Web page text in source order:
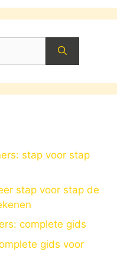
stap voor stap
stap voor stap de
complete gids
gids voor